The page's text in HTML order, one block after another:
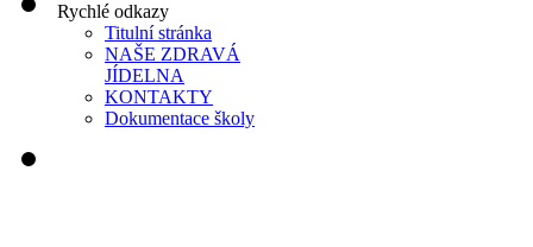
Rychlé odkazy
Titulní stránka
NAŠE ZDRAVÁ
JÍDELNA
KONTAKTY
Dokumentace školy